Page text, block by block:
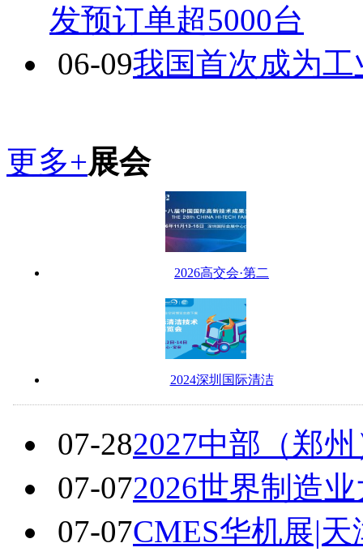
发预订单超5000台
06-09我国首次成为
更多+展会
2026高交会·第二
2024深圳国际清洁
07-282027中部（郑
07-072026世界制造
07-07CMES华机展|